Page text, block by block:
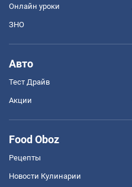
Онлайн уроки
ЗНО
Авто
Тест Драйв
Акции
Food Oboz
Рецепты
Новости Кулинарии